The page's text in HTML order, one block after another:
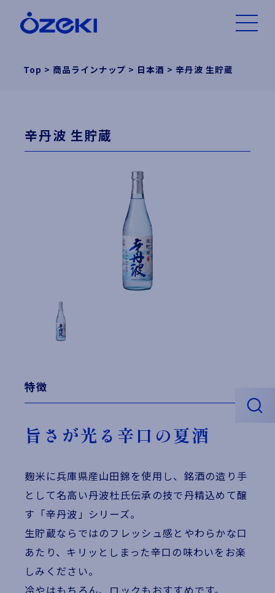
Top > 商品ラインナップ > 日本酒 >辛丹波 生貯蔵
辛丹波 生貯蔵
特徴
旨さが光る辛口の夏酒
麹米に兵庫県産山田錦を使用し、銘酒の造り手
として名高い丹波杜氏伝承の技で丹精込めて醸
す「辛丹波」シリーズ。
生貯蔵ならではのフレッシュ感とやわらかな口
あたり、キリッとしまった辛口の味わいをお楽
しみください。
冷やはもちろん、ロックもおすすめです。